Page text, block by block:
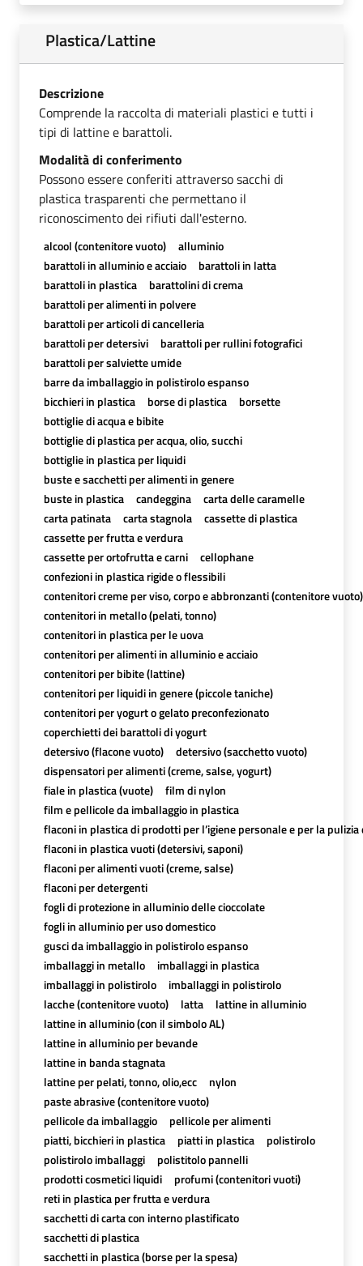
Plastica/Lattine
Descrizione
Comprende la raccolta di materiali plastici e tutti i
tipi di lattine e barattoli.
Modalità di conferimento
Possono essere conferiti attraverso sacchi di
plastica trasparenti che permettano il
riconoscimento dei rifiuti dall'esterno.
alcool (contenitore vuoto)
alluminio
barattoli in alluminio e acciaio
barattoli in latta
barattoli in plastica
barattolini di crema
barattoli per alimenti in polvere
barattoli per articoli di cancelleria
barattoli per detersivi
barattoli per rullini fotografici
barattoli per salviette umide
barre da imballaggio in polistirolo espanso
bicchieri in plastica
borse di plastica
borsette
bottiglie di acqua e bibite
bottiglie di plastica per acqua, olio, succhi
bottiglie in plastica per liquidi
buste e sacchetti per alimenti in genere
buste in plastica
candeggina
carta delle caramelle
carta patinata
carta stagnola
cassette di plastica
cassette per frutta e verdura
cassette per ortofrutta e carni
cellophane
confezioni in plastica rigide o flessibili
contenitori creme per viso, corpo e abbronzanti (contenitore vuoto)
contenitori in metallo (pelati, tonno)
contenitori in plastica per le uova
contenitori per alimenti in alluminio e acciaio
contenitori per bibite (lattine)
contenitori per liquidi in genere (piccole taniche)
contenitori per yogurt o gelato preconfezionato
coperchietti dei barattoli di yogurt
detersivo (flacone vuoto)
detersivo (sacchetto vuoto)
dispensatori per alimenti (creme, salse, yogurt)
fiale in plastica (vuote)
film di nylon
film e pellicole da imballaggio in plastica
flaconi in plastica di prodotti per l’igiene personale e per la pulizia
flaconi in plastica vuoti (detersivi, saponi)
flaconi per alimenti vuoti (creme, salse)
flaconi per detergenti
fogli di protezione in alluminio delle cioccolate
fogli in alluminio per uso domestico
gusci da imballaggio in polistirolo espanso
imballaggi in metallo
imballaggi in plastica
imballaggi in polistirolo
imballaggi in polistirolo
lacche (contenitore vuoto)
latta
lattine in alluminio
lattine in alluminio (con il simbolo AL)
lattine in alluminio per bevande
lattine in banda stagnata
lattine per pelati, tonno, olio,ecc
nylon
paste abrasive (contenitore vuoto)
pellicole da imballaggio
pellicole per alimenti
piatti, bicchieri in plastica
piatti in plastica
polistirolo
polistirolo imballaggi
polistitolo pannelli
prodotti cosmetici liquidi
profumi (contenitori vuoti)
reti in plastica per frutta e verdura
sacchetti di carta con interno plastificato
sacchetti di plastica
sacchetti in plastica (borse per la spesa)